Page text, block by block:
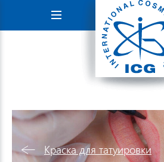
Навигация
Краска для татуировки